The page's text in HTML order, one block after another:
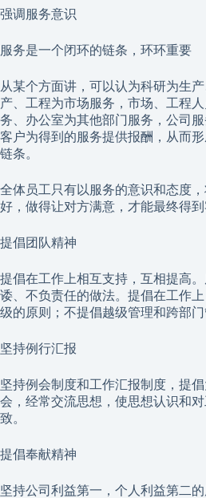
强调服务意识
服务是一个闭环的链条，环环重要
从某个方面讲，可以认为科研为生
产、工程为市场服务，市场、工程
务、办公室为其他部门服务，公司服
客户为得到的服务提供报酬，从而
链条。
全体员工只有以服务的意识和态度
好，做得让对方满意，才能最终得到
提倡团队精神
提倡在工作上相互支持，互相提高
诿、不负责任的做法。提倡在工作
级的原则；不提倡越级管理和跨部门
坚持例行汇报
坚持例会制度和工作汇报制度，提
会，经常交流思想，使思想认识和
致。
提倡奉献精神
坚持公司利益第一，个人利益第二